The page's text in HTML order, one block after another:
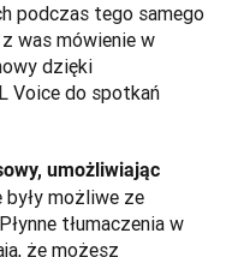
podczas tego samego
was mówienie w
dzięki
Voice do spotkań
umożliwiając
możliwe ze
tłumaczenia w
że możesz